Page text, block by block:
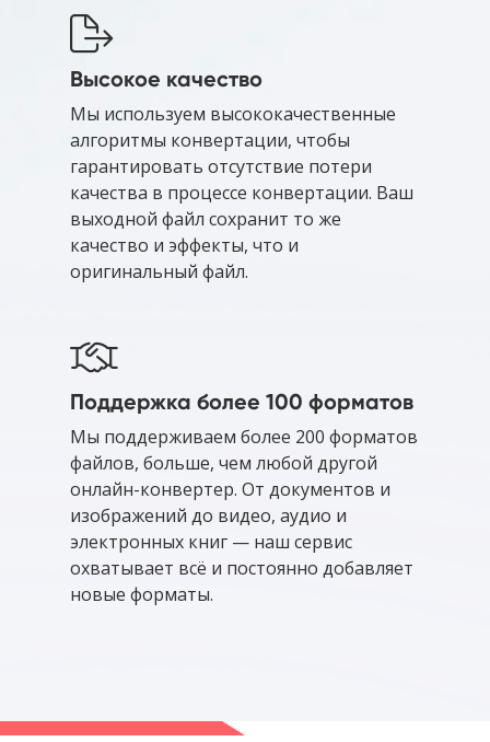
Высокое качество
Мы используем высококачественные
алгоритмы конвертации, чтобы
гарантировать отсутствие потери
качества в процессе конвертации. Ваш
выходной файл сохранит то же
качество и эффекты, что и
оригинальный файл.
Поддержка более 100 форматов
Мы поддерживаем более 200 форматов
файлов, больше, чем любой другой
онлайн-конвертер. От документов и
изображений до видео, аудио и
электронных книг — наш сервис
охватывает всё и постоянно добавляет
новые форматы.